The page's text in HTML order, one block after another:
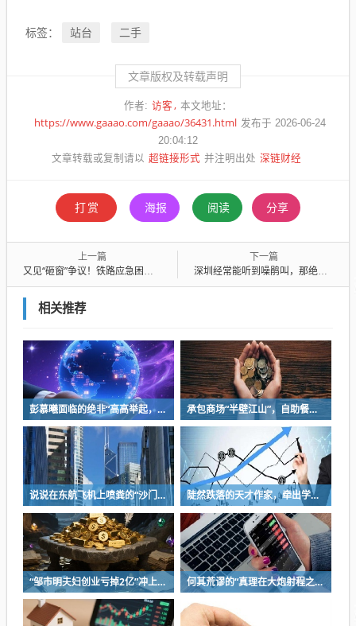
标签： 站台 二手
文章版权及转载声明
作者: 访客 本文地址：
https://www.gaaao.com/gaaao/36431.html 发布于 2026-06-24
20:04:12
文章转载或复制请以 超链接形式 并注明出处 深链财经
打赏 海报 阅读 分享
上一篇
又见“砸窗”争议！铁路应急困局如何破
下一篇
深圳经常能听到噪鹃叫，那绝非一般叽叽喳喳的鸟叫可比，真的会让人烦躁
相关推荐
彭慕曦面临的绝非“高高举起，轻轻放下” 承包商场“半壁江山”，自助餐为什么越开越多？
说说在东航飞机上喷粪的“沙门世家” 陡然跌落的天才作家，牵出学界一个惊人的造假联盟
“邹市明夫妇创业亏掉2亿”冲上热搜！妻子冉莹颖自曝多个项目关停，不得不卖房偿债！ 何其荒谬的“真理在大炮射程之内”